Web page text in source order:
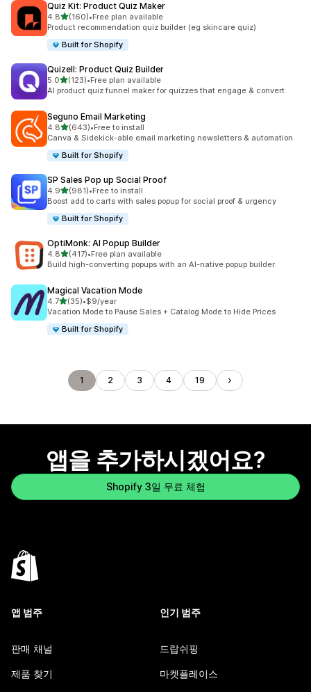
Quiz Kit: Product Quiz Maker
4.8별 5개 중
(160)
총 리뷰 160개
•Free plan available
Product recommendation quiz builder (eg skincare quiz)
Built for Shopify
Quizell: Product Quiz Builder
5.0별 5개 중
(123)
총 리뷰 123개
•Free plan available
AI product quiz funnel maker for quizzes that engage & convert
Seguno Email Marketing
4.8별 5개 중
(643)
총 리뷰 643개
•Free to install
Canva & Sidekick-able email marketing newsletters & automation
Built for Shopify
SP Sales Pop up Social Proof
4.9별 5개 중
(981)
총 리뷰 981개
•Free to install
Boost add to carts with sales popup for social proof & urgency
Built for Shopify
OptiMonk: AI Popup Builder
4.8별 5개 중
(417)
총 리뷰 417개
•Free plan available
Build high-converting popups with an AI-native popup builder.
Magical Vacation Mode
4.7별 5개 중
(35)
총 리뷰 35개
•$9/year
Vacation Mode to Pause Sales + Catalog Mode to Hide Prices
Built for Shopify
1 2 3 4 19
앱을 추가하시겠어요?
Shopify 3일 무료 체험
앱 범주
판매 채널
제품 찾기
인기 범주
드랍쉬핑
마켓플레이스